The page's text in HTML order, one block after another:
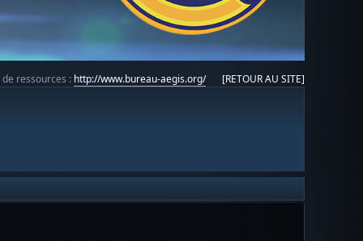
[RETOUR AU SITE]
ressources : http://www.bureau-aegis.org/